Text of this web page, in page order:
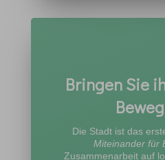
Bringen Sie
Die Stadt ist das
Miteinander für
Zusammenarbeit auf